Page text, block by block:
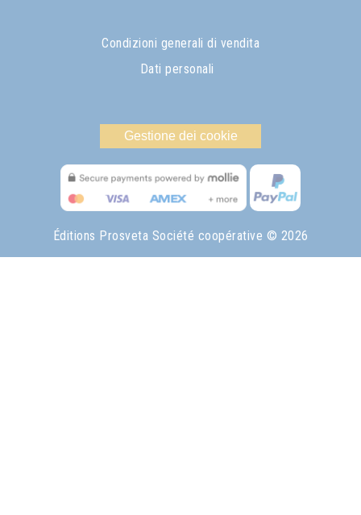
Condizioni generali di vendita
Dati personali
Gestione dei cookie
Éditions Prosveta Société coopérative © 2026